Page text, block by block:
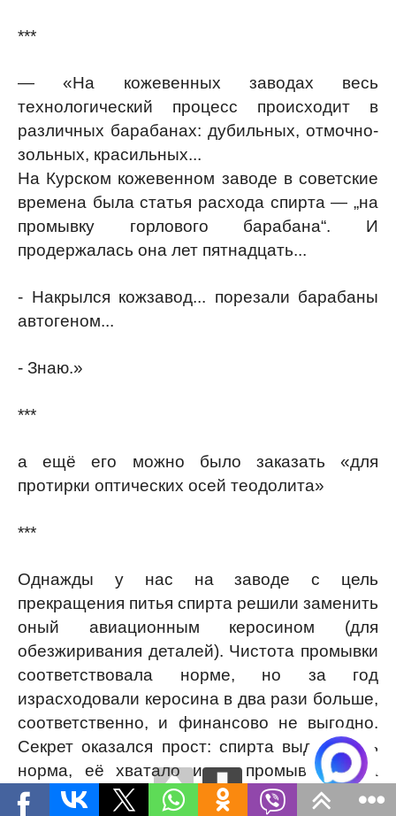
***
— «На кожевенных заводах весь
технологический процесс происходит в
различных барабанах: дубильных, отмочно-
зольных, красильных...
На Курском кожевенном заводе в советские
времена была статья расхода спирта — „на
промывку горлового барабана“. И
продержалась она лет пятнадцать...
- Накрылся кожзавод... порезали барабаны
автогеном...
- Знаю.»
***
а ещё его можно было заказать «для
протирки оптических осей теодолита»
***
Однажды у нас на заводе с цель
прекращения питья спирта решили заменить
оный авиационным керосином (для
обезжиривания деталей). Чистота промывки
соответствовала норме, но за год
израсходовали керосина в два рази больше,
соответственно, и финансово не выгодно.
Секрет оказался прост: спирта выдавалась
норма, её хватало и на промывку, и на
пропой. Керосин же был без ограничений..."